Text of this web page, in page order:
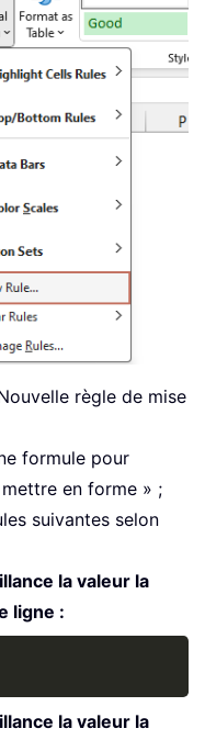
règle de mise
formule pour
en forme » ;
suivantes selon
la valeur la
ligne :
la valeur la